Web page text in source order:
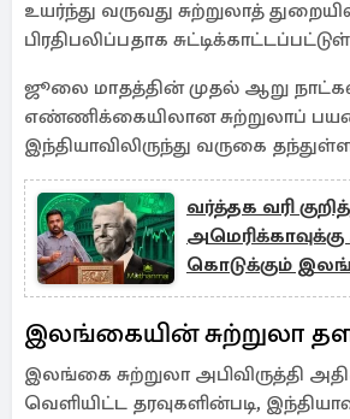
உயர்ந்து வருவது சுற்றுலாத்
பிரதிபலிப்பதாக
ஜூலை மாதத்தின் முதல் ஆறு
எண்ணிக்கையிலான சுற்றுலாப்
இந்தியாவிலிருந்து வருகை
வர்த்தக வரி
கொடுக்கும்
அரசாங்கம்..!
இலங்கையின் சுற்றுலா
இலங்கை சுற்றுலா அபிவிருத்தி
வெளியிட்ட தரவுகளின்படி,